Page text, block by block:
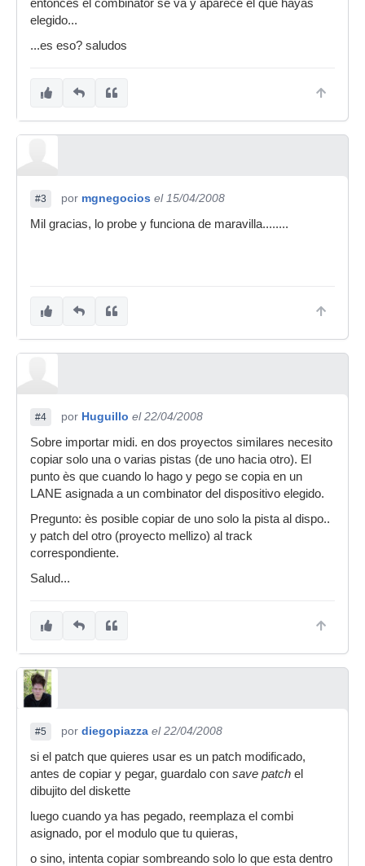
entonces el combinator se va y aparece el que hayas
elegido...
...es eso? saludos
#3 por mgnegocios el 15/04/2008
Mil gracias, lo probe y funciona de maravilla........
#4 por Huguillo el 22/04/2008
Sobre importar midi. en dos proyectos similares necesito
copiar solo una o varias pistas (de uno hacia otro). El
punto ès que cuando lo hago y pego se copia en un
LANE asignada a un combinator del dispositivo elegido.
Pregunto: ès posible copiar de uno solo la pista al dispo..
y patch del otro (proyecto mellizo) al track
correspondiente.
Salud...
#5 por diegopiazza el 22/04/2008
si el patch que quieres usar es un patch modificado,
antes de copiar y pegar, guardalo con save patch el
dibujito del diskette
luego cuando ya has pegado, reemplaza el combi
asignado, por el modulo que tu quieras,
o sino, intenta copiar sombreando solo lo que esta dentro